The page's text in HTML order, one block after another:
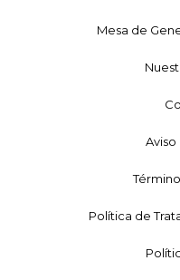
Mesa de
Política de